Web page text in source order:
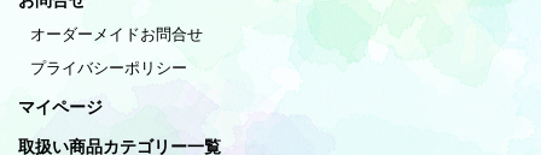
オーダーメイドお問合せ
プライバシーポリシー
マイページ
取扱い商品カテゴリー一覧